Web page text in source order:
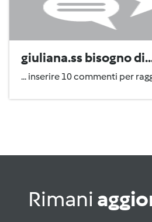
giuliana.ss bisogno
... inserire 10 commenti per
Rimani